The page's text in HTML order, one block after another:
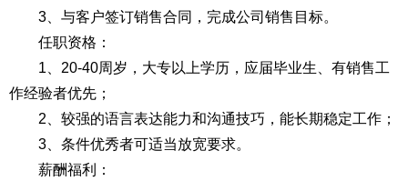
3、与客户签订销售合同，完成公司销售目标。
任职资格：
1、20-40周岁，大专以上学历，应届毕业生、有销售工
作经验者优先；
2、较强的语言表达能力和沟通技巧，能长期稳定工作；
3、条件优秀者可适当放宽要求。
薪酬福利：